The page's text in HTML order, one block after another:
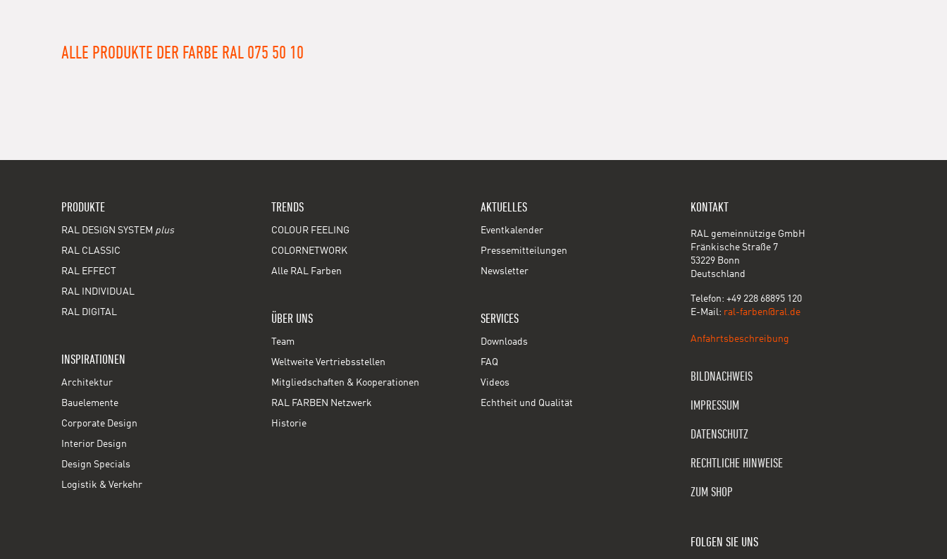
ALLE PRODUKTE DER FARBE RAL 075 50 10
PRODUKTE
RAL DESIGN SYSTEM plus
RAL CLASSIC
RAL EFFECT
RAL INDIVIDUAL
RAL DIGITAL
INSPIRATIONEN
Architektur
Bauelemente
Corporate Design
Interior Design
Design Specials
Logistik & Verkehr
TRENDS
COLOUR FEELING
COLORNETWORK
Alle RAL Farben
ÜBER UNS
Team
Weltweite Vertriebsstellen
Mitgliedschaften & Kooperationen
RAL FARBEN Netzwerk
Historie
AKTUELLES
Eventkalender
Pressemitteilungen
Newsletter
SERVICES
Downloads
FAQ
Videos
Echtheit und Qualität
KONTAKT
RAL gemeinnützige GmbH
Fränkische Straße 7
53229 Bonn
Deutschland
Telefon: +49 228 68895 120
E-Mail: ral-farben@ral.de
Anfahrtsbeschreibung
BILDNACHWEIS
IMPRESSUM
DATENSCHUTZ
RECHTLICHE HINWEISE
ZUM SHOP
FOLGEN SIE UNS